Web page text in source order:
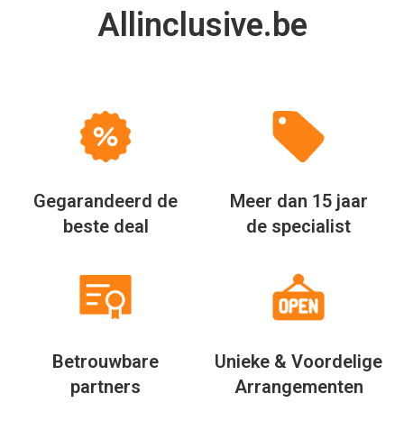
Allinclusive.be
Gegarandeerd de
beste deal
Meer dan 15 jaar
de specialist
Betrouwbare
partners
Unieke & Voordelige
Arrangementen